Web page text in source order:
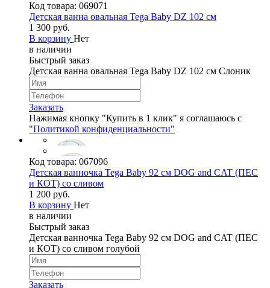
Код товара: 069071
Детская ванна овальная Tega Baby DZ 102 см
1 300 руб.
В корзину Нет
в наличии
Быстрый заказ
Детская ванна овальная Tega Baby DZ 102 см Слоник
Заказать
Нажимая кнопку "Купить в 1 клик" я соглашаюсь с
"Политикой конфиденциальности"
Код товара: 067096
Детская ванночка Tega Baby 92 см DOG and CAT (ПЕС
и КОТ) со сливом
1 200 руб.
В корзину Нет
в наличии
Быстрый заказ
Детская ванночка Tega Baby 92 см DOG and CAT (ПЕС
и КОТ) со сливом голубой
Заказать